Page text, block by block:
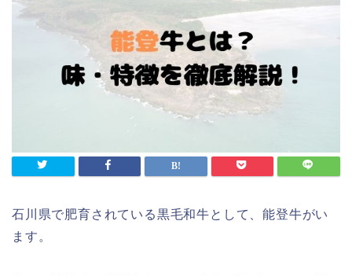
石川県で肥育されている黒毛和牛として、能登牛がい
ます。